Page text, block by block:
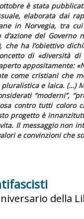
è stata
elaborata dai
in Norvegia, tra
d’azionedel Governo
che ha l’obiettivo
di «diversità di
appositamente:
come cristiani che
e laica. (…)
“moderni”,
contro tutti coloro
progetto è
Il messaggio non
e convinzioni che
della